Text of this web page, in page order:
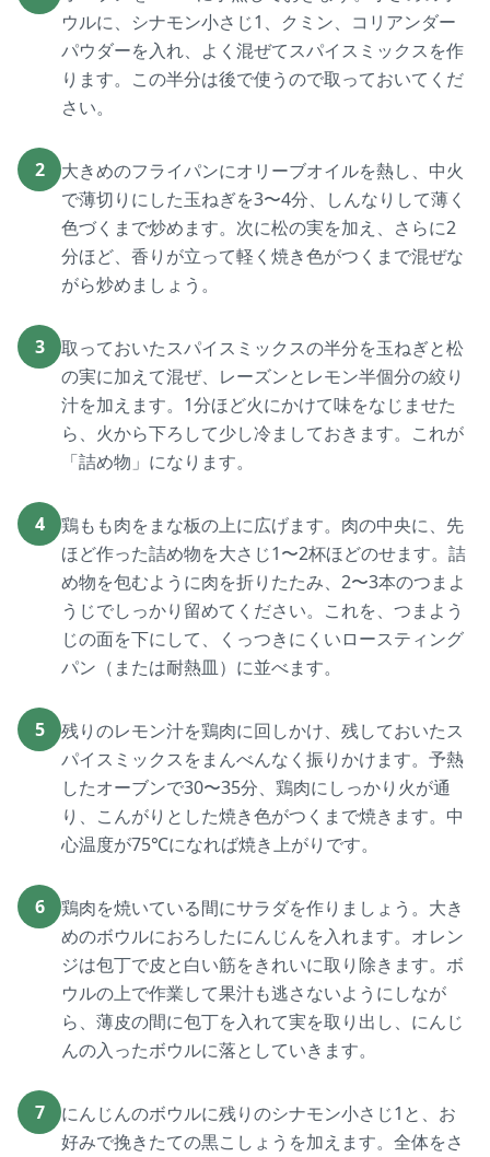
ウルに、シナモン小さじ1、クミン、コリアンダー
パウダーを入れ、よく混ぜてスパイスミックスを作
ります。この半分は後で使うので取っておいてくだ
さい。
2
大きめのフライパンにオリーブオイルを熱し、中火
で薄切りにした玉ねぎを3〜4分、しんなりして薄く
色づくまで炒めます。次に松の実を加え、さらに2
分ほど、香りが立って軽く焼き色がつくまで混ぜな
がら炒めましょう。
3
取っておいたスパイスミックスの半分を玉ねぎと松
の実に加えて混ぜ、レーズンとレモン半個分の絞り
汁を加えます。1分ほど火にかけて味をなじませた
ら、火から下ろして少し冷ましておきます。これが
「詰め物」になります。
4
鶏もも肉をまな板の上に広げます。肉の中央に、先
ほど作った詰め物を大さじ1〜2杯ほどのせます。詰
め物を包むように肉を折りたたみ、2〜3本のつまよ
うじでしっかり留めてください。これを、つまよう
じの面を下にして、くっつきにくいロースティング
パン（または耐熱皿）に並べます。
5
残りのレモン汁を鶏肉に回しかけ、残しておいたス
パイスミックスをまんべんなく振りかけます。予熱
したオーブンで30〜35分、鶏肉にしっかり火が通
り、こんがりとした焼き色がつくまで焼きます。中
心温度が75℃になれば焼き上がりです。
6
鶏肉を焼いている間にサラダを作りましょう。大き
めのボウルにおろしたにんじんを入れます。オレン
ジは包丁で皮と白い筋をきれいに取り除きます。ボ
ウルの上で作業して果汁も逃さないようにしなが
ら、薄皮の間に包丁を入れて実を取り出し、にんじ
んの入ったボウルに落としていきます。
7
にんじんのボウルに残りのシナモン小さじ1と、お
好みで挽きたての黒こしょうを加えます。全体をさ